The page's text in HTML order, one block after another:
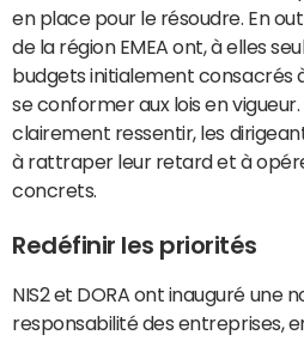
en place pour le résoudre. En
de la région EMEA ont, à elles
budgets initialement consacrés
se conformer aux lois en vigueur.
clairement ressentir, les
à rattraper leur retard et à
concrets.
Redéfinir les priorités
NIS2 et DORA ont inauguré une
responsabilité des entreprises,